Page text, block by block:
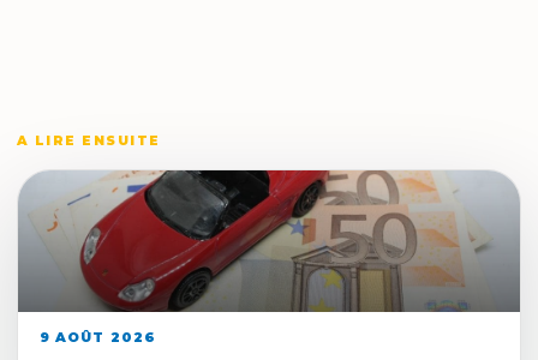
A LIRE ENSUITE
9 AOÛT 2026